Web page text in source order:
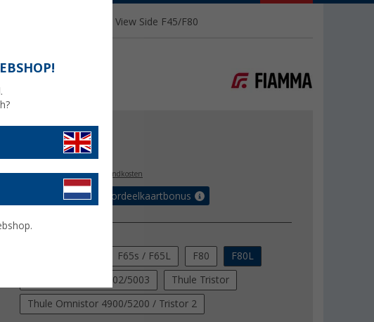
F45/F80/Shade / Sun View Side F45/F80
/ Sun
Adviesprijs€ 11,30
€ 10,95
Prijzen incl. BTWplus verzendkosten
Verzeker tot 5% voordeelkaartbonus
F65s / F65L F80 F80L
Thule Omnistor 5002/5003 Thule Tristor
Thule Omnistor 4900/5200 / Tristor 2